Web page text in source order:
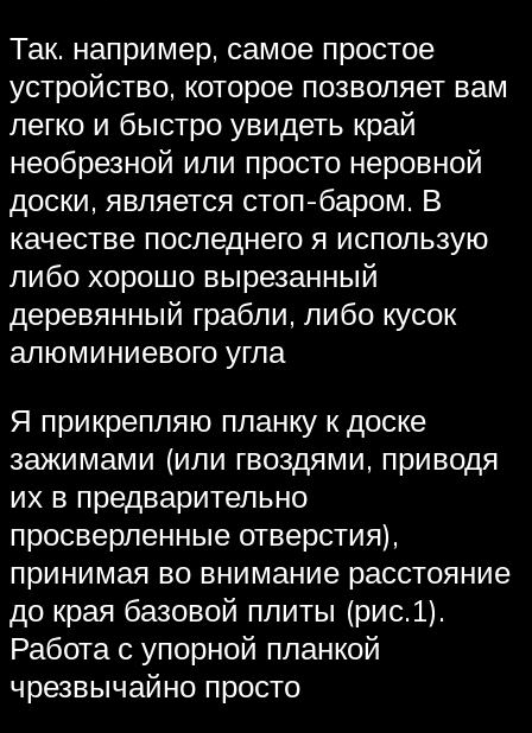
Так. например, самое простое
устройство, которое позволяет вам
легко и быстро увидеть край
необрезной или просто неровной
доски, является стоп-баром. В
качестве последнего я использую
либо хорошо вырезанный
деревянный грабли, либо кусок
алюминиевого угла
Я прикрепляю планку к доске
зажимами (или гвоздями, приводя
их в предварительно
просверленные отверстия),
принимая во внимание расстояние
до края базовой плиты (рис.1).
Работа с упорной планкой
чрезвычайно просто